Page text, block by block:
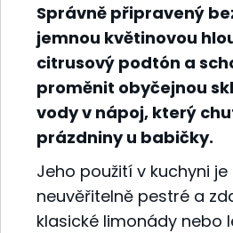
Správně připravený
jemnou květinovou
citrusový podtón a
proměnit obyčejnou
vody v nápoj, který
prázdniny u babičky.
Jeho použití v kuchyni
neuvěřitelně pestré a
klasické limonády nebo